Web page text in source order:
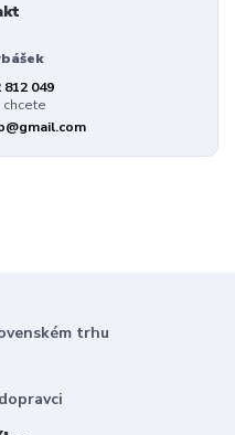
812 049
trhu